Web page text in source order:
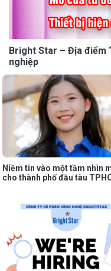
Bright Star – Địa điểm
nghiệp
Niềm tin vào một tầm nhìn
cho thành phố đầu tàu